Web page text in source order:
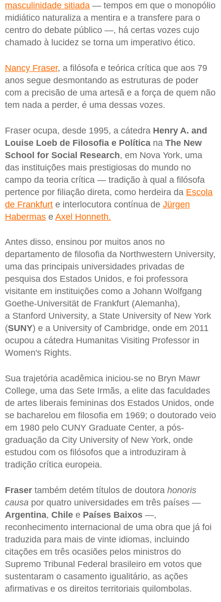
masculinidade sitiada — tempos em que o monopólio
midiático naturaliza a mentira e a transfere para o
centro do debate público —, há certas vozes cujo
chamado à lucidez se torna um imperativo ético.
Nancy Fraser, a filósofa e teórica crítica que aos 79
anos segue desmontando as estruturas de poder
com a precisão de uma artesã e a força de quem não
tem nada a perder, é uma dessas vozes.
Fraser ocupa, desde 1995, a cátedra Henry A. and
Louise Loeb de Filosofia e Política na The New
School for Social Research, em Nova York, uma
das instituições mais prestigiosas do mundo no
campo da teoria crítica — tradição à qual a filósofa
pertence por filiação direta, como herdeira da Escola
de Frankfurt e interlocutora contínua de Jürgen
Habermas e Axel Honneth.
Antes disso, ensinou por muitos anos no
departamento de filosofia da Northwestern University,
uma das principais universidades privadas de
pesquisa dos Estados Unidos, e foi professora
visitante em instituições como a Johann Wolfgang
Goethe-Universität de Frankfurt (Alemanha),
a Stanford University, a State University of New York
(SUNY) e a University of Cambridge, onde em 2011
ocupou a cátedra Humanitas Visiting Professor in
Women's Rights.
Sua trajetória acadêmica iniciou-se no Bryn Mawr
College, uma das Sete Irmãs, a elite das faculdades
de artes liberais femininas dos Estados Unidos, onde
se bacharelou em filosofia em 1969; o doutorado veio
em 1980 pelo CUNY Graduate Center, a pós-
graduação da City University of New York, onde
estudou com os filósofos que a introduziram à
tradição crítica europeia.
Fraser também detém títulos de doutora honoris
causa por quatro universidades em três países —
Argentina, Chile e Países Baixos —,
reconhecimento internacional de uma obra que já foi
traduzida para mais de vinte idiomas, incluindo
citações em três ocasiões pelos ministros do
Supremo Tribunal Federal brasileiro em votos que
sustentaram o casamento igualitário, as ações
afirmativas e os direitos territoriais quilombolas.